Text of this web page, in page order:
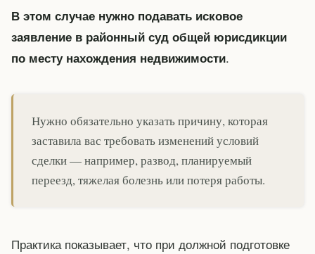
В этом случае нужно подавать исковое
заявление в районный суд общей юрисдикции
по месту нахождения недвижимости.
Нужно обязательно указать причину, которая
заставила вас требовать изменений условий
сделки — например, развод, планируемый
переезд, тяжелая болезнь или потеря работы.
Практика показывает, что при должной подготовке